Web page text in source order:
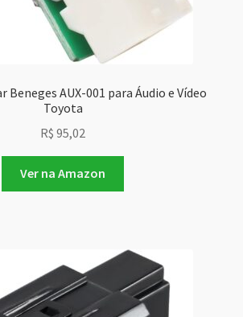
Beneges AUX-001 para Áudio e Vídeo
Toyota
R$ 95,02
Ver na Amazon